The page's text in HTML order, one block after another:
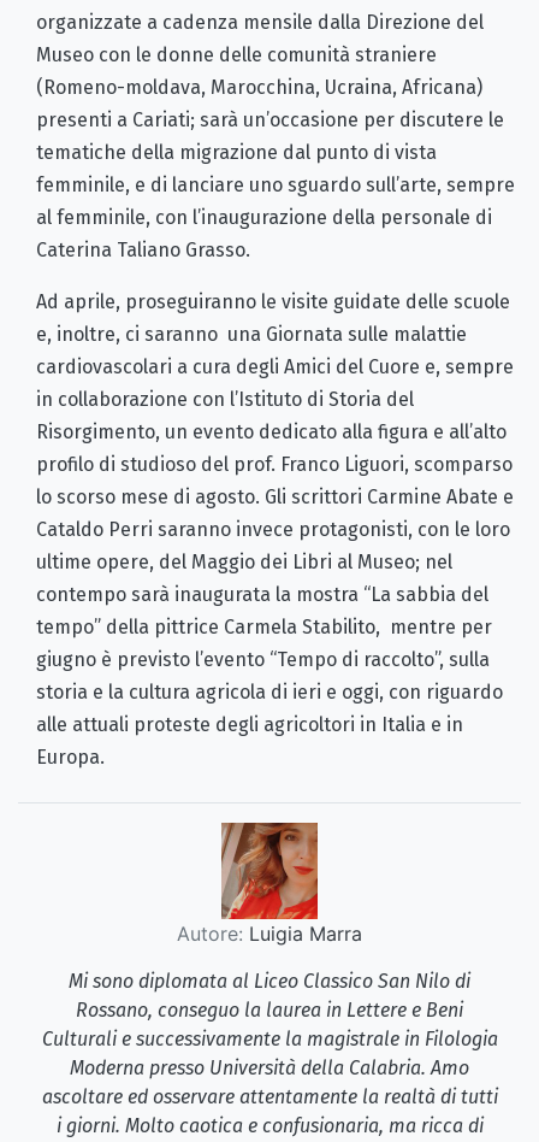
organizzate a cadenza mensile dalla Direzione del
Museo con le donne delle comunità straniere
(Romeno-moldava, Marocchina, Ucraina, Africana)
presenti a Cariati; sarà un’occasione per discutere le
tematiche della migrazione dal punto di vista
femminile, e di lanciare uno sguardo sull’arte, sempre
al femminile, con l’inaugurazione della personale di
Caterina Taliano Grasso.
Ad aprile, proseguiranno le visite guidate delle scuole
e, inoltre, ci saranno una Giornata sulle malattie
cardiovascolari a cura degli Amici del Cuore e, sempre
in collaborazione con l’Istituto di Storia del
Risorgimento, un evento dedicato alla figura e all’alto
profilo di studioso del prof. Franco Liguori, scomparso
lo scorso mese di agosto. Gli scrittori Carmine Abate e
Cataldo Perri saranno invece protagonisti, con le loro
ultime opere, del Maggio dei Libri al Museo; nel
contempo sarà inaugurata la mostra “La sabbia del
tempo” della pittrice Carmela Stabilito, mentre per
giugno è previsto l’evento “Tempo di raccolto”, sulla
storia e la cultura agricola di ieri e oggi, con riguardo
alle attuali proteste degli agricoltori in Italia e in
Europa.
Autore: Luigia Marra
Mi sono diplomata al Liceo Classico San Nilo di
Rossano, conseguo la laurea in Lettere e Beni
Culturali e successivamente la magistrale in Filologia
Moderna presso Università della Calabria. Amo
ascoltare ed osservare attentamente la realtà di tutti
i giorni. Molto caotica e confusionaria, ma ricca di